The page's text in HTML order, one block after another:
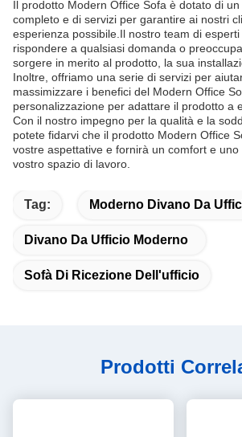
Il prodotto Modern Office Sofa è dotato di
completo e di servizi per garantire ai nostri
esperienza possibile.Il nostro team di
rispondere a qualsiasi domanda o
sorgere in merito al prodotto, la sua
Inoltre, offriamo una serie di servizi per
massimizzare i benefici del Modern Office
personalizzazione per adattare il prodotto a
Con il nostro impegno per la qualità e la
potete fidarvi che il prodotto Modern Office
vostre aspettative e fornirà un comfort e
vostro spazio di lavoro.
Tag: Moderno Divano Da
Divano Da Ufficio Moderno
Sofà Di Ricezione Dell'ufficio
Prodotti